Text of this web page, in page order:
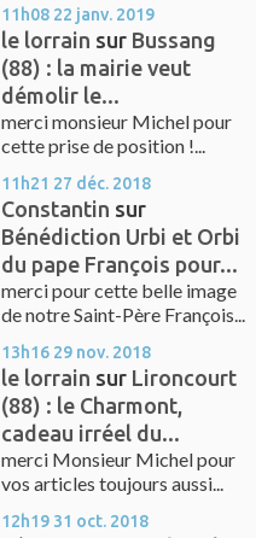
11h08 22 janv. 2019
le lorrain sur Bussang
(88) : la mairie veut
démolir le...
merci monsieur Michel pour
cette prise de position !...
11h21 27 déc. 2018
Constantin sur
Bénédiction Urbi et Orbi
du pape François pour...
merci pour cette belle image
de notre Saint-Père François...
13h16 29 nov. 2018
le lorrain sur Lironcourt
(88) : le Charmont,
cadeau irréel du...
merci Monsieur Michel pour
vos articles toujours aussi...
12h19 31 oct. 2018